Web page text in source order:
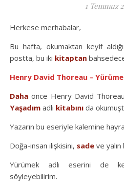
1 Temmuz
Herkese merhabalar,
Bu hafta, okumaktan keyif
postta, bu iki kitaptan
Henry David Thoreau –
Daha önce Henry David
Yaşadım adlı kitabını da
Yazarın bu eseriyle kalemine
Doğa-insan ilişkisini, sade ve
Yürümek adlı eserini de
söyleyebilirim.